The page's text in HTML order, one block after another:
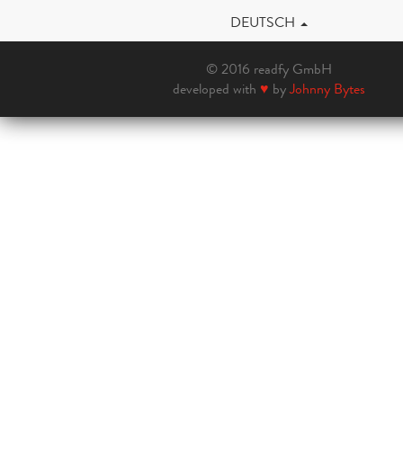
DEUTSCH
© 2016 readfy GmbH
developed with ♥ byJohnny Bytes